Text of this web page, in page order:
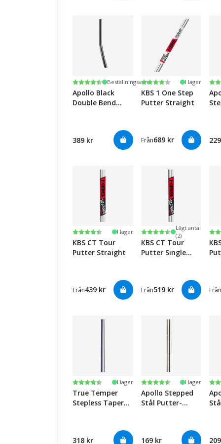
Betyg:
4.6 utav 5 stjärnor
Beställningsvara
Apollo Black
Double Bend
389 kr
Betyg:
4.0 utav 5 stjärnor
I lager
KBS 1 One Step
Putter Straight
Från689 kr
Betyg:
4.8 utav 5 stjärnor
I lager
KBS CT Tour
Putter Straight
Från439 kr
Betyg:
4.8 utav 5 stjärnor
Lågt antal
(2)
KBS CT Tour
Putter Single
Från519 kr
Betyg:
4.6 utav 5 stjärnor
I lager
True Temper
Stepless Taper
318 kr
Betyg:
4.7 utav 5 stjärnor
I lager
Apollo Stepped
Stål Putter-
169 kr